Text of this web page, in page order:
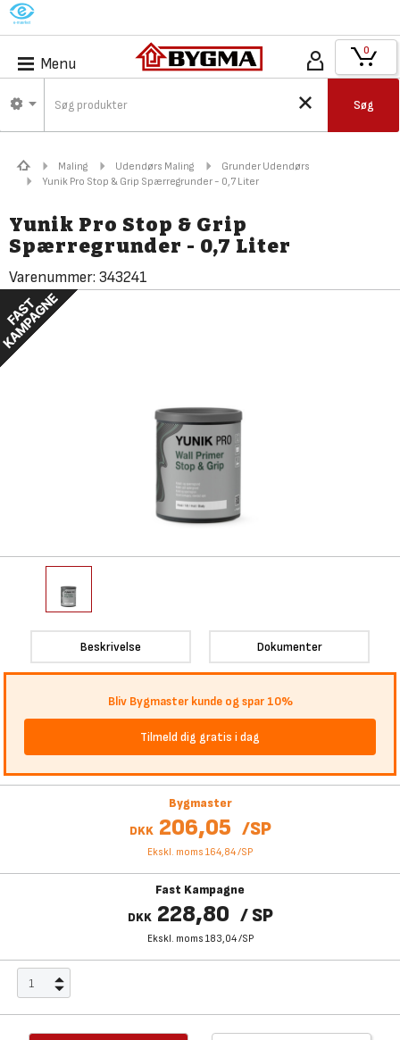
M
Menu
Søg
0
Maling Udendørs Maling
Grunder Udendørs
Yunik Pro Stop & Grip Spærregrunder - 0,7 Liter
Yunik Pro Stop & Grip
Spærregrunder - 0,7 Liter
Varenummer: 343241
Beskrivelse Dokumenter
Bliv Bygmaster kunde og spar 10%
Tilmeld dig gratis i dag
Bygmaster
DKK 206,05 /SP
Ekskl. moms 164,84/SP
Fast Kampagne
DKK 228,80 / SP
Ekskl. moms 183,04/SP